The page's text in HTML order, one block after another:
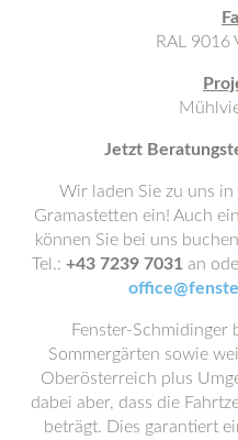
RAL 9016
Jetzt
Wir laden Sie zu uns in
Gramastetten ein! Auch
können Sie bei uns
Tel.: +43 7239 7031 an
Fenster-Schmidinger
Sommergärten sowie
Oberösterreich plus
dabei aber, dass die
beträgt. Dies garantiert